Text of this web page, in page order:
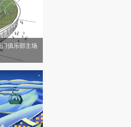
门俱乐部主场